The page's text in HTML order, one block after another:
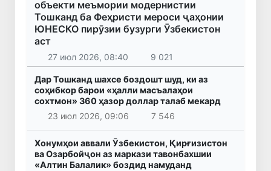
объекти меъмории модернистии
Тошканд ба Феҳристи мероси ҷаҳонии
ЮНЕСКО пирӯзии бузурги Ӯзбекистон
аст
27 июл 2026, 08:40 9 021
Дар Тошканд шахсе боздошт шуд, ки аз
соҳибкор барои «ҳалли масъалаҳои
сохтмон» 360 ҳазор доллар талаб мекард
23 июл 2026, 09:06
7 546
Хонумҳои аввали Ӯзбекистон, Қирғизистон
ва Озарбойҷон аз маркази тавонбахшии
«Алтин Балалик» боздид намуданд